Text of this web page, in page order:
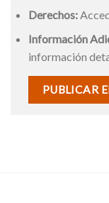
Derechos:
Información
información